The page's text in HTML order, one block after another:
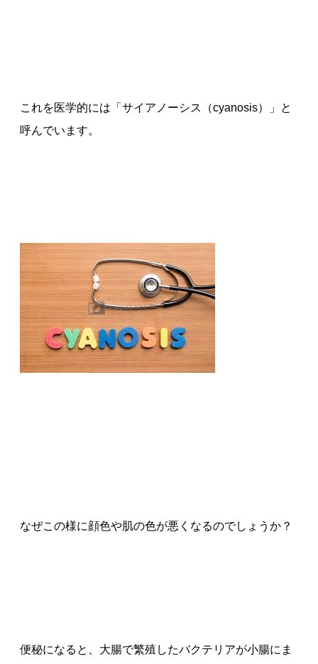
これを医学的には「サイアノーシス（cyanosis）」と
呼んでいます。
なぜこの様に顔色や肌の色が悪くなるのでしょうか？
便秘になると、大腸で繁殖したバクテリアが小腸にま